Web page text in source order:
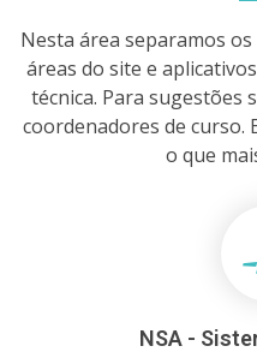
Nesta área separamos
áreas do site e
técnica. Para sugestões
coordenadores de curso.
o que
NSA -